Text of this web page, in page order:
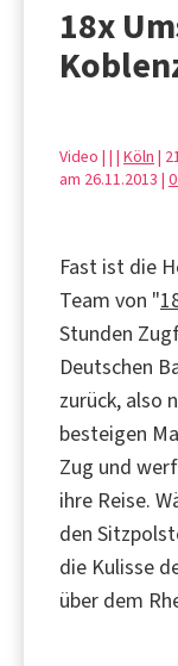
18x
Video | | | Köln |
am 26.11.2013 |
Fast ist die
Team von "
Stunden
Deutschen
zurück, also
besteigen
Zug und
ihre Reise.
den
die Kulisse
über dem